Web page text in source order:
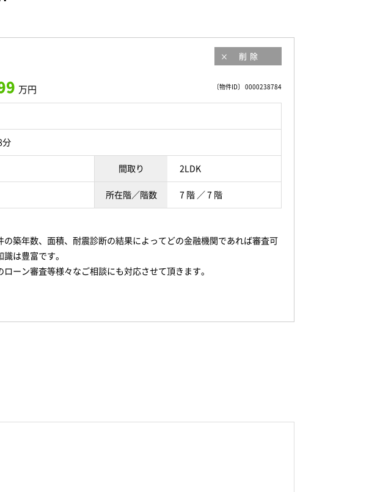
削除
〔物件ID〕 0000238784
万円
間取り 2LDK
所在階／階数 7 階 ／ 7 階
築年数、面積、耐震診断の結果によってどの金融機関であれば審査可
は豊富です。
ーン審査等様々なご相談にも対応させて頂きます。